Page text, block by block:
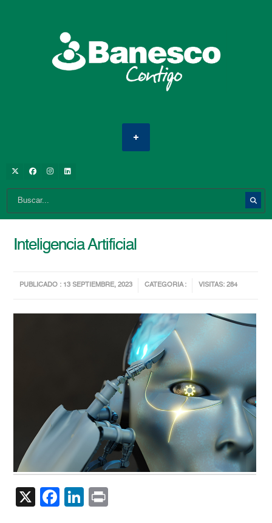
Inteligencia Artificial
PUBLICADO : 13 SEPTIEMBRE, 2023 CATEGORIA : VISITAS: 284
X Facebook
LinkedIn